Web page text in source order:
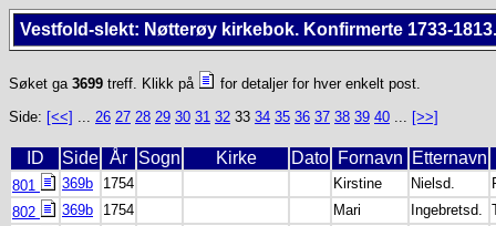
Vestfold-slekt: Nøtterøy kirkebok. Konfirmerte 1733-1813.
Søket ga 3699 treff. Klikk på
for detaljer for hver enkelt post.
Side: [<<] ... 26 27 28 29 30 31 32 33 34 35 36 37 38 39 40 ... [>>]
ID Side År Sogn Kirke Dato Fornavn Etternavn
801 369b 1754 Kirstine Nielsd.
802
369b 1754 Mari Ingebretsd.